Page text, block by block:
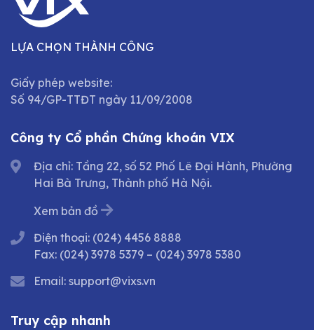
LỰA CHỌN THÀNH CÔNG
Giấy phép website:
Số 94/GP-TTĐT ngày 11/09/2008
Công ty Cổ phần Chứng khoán VIX
Địa chỉ: Tầng 22, số 52 Phố Lê Đại Hành, Phường
Hai Bà Trưng, Thành phố Hà Nội.
Xem bản đồ
Điện thoại: (024) 4456 8888
Fax: (024) 3978 5379 – (024) 3978 5380
Email: support@vixs.vn
Truy cập nhanh